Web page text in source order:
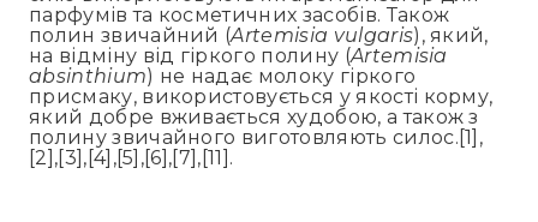
парфумів та косметичних засобів. Також
полин звичайний (Artemisia vulgaris), який,
на відміну від гіркого полину (Artemisia
absinthium) не надає молоку гіркого
присмаку, використовується у якості корму,
який добре вживається худобою, а також з
полину звичайного виготовляють силос.[1],
[2],[3],[4],[5],[6],[7],[11].